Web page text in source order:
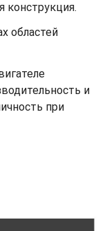
конструкция.
областей
и
при